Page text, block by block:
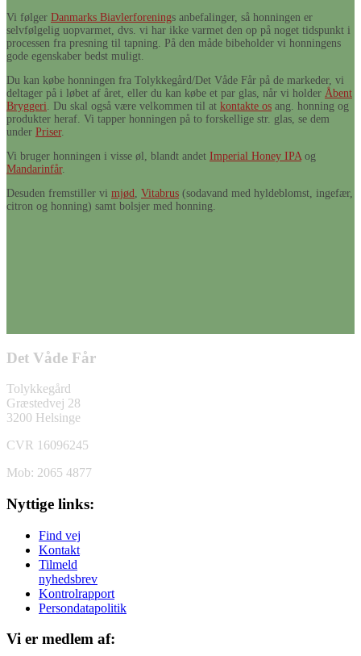
Vi følger Danmarks Biavlerforenings anbefalinger, så honningen er
selvfølgelig uopvarmet, dvs. vi har ikke varmet den op på noget tidspunkt i
processen fra presning til tapning. På den måde bibeholder vi honningens
gode egenskaber bedst muligt.
Du kan købe honningen fra Tolykkegård/Det Våde Får på de markeder, vi
deltager på i løbet af året, eller du kan købe et par glas, når vi holder Åbent
Bryggeri . Du skal også være velkommen til at kontakte os ang. honning og
produkter heraf. Vi tapper honningen på to forskellige str. glas, se dem
under Priser.
Vi bruger honningen i visse øl, blandt andet Imperial Honey IPA og
Mandarinfår.
Desuden fremstiller vi mjød Vitabrus (sodavand med hyldeblomst, ingefær,
citron og honning) samt bolsjer med honning.
Det Våde Får
Tolykkegård
Græstedvej 28
3200 Helsinge
CVR 16096245
Mob: 2065 4877
Nyttige links:
Find vej
Kontakt
Tilmeld
nyhedsbrev
Kontrolrapport
Persondatapolitik
Vi er medlem af: